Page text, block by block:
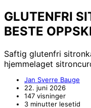
GLUTENFRI
BESTE
Saftig glutenfri
hjemmelaget
Jan Sverre Bauge
22. juni 2026
147 visninger
3 minutter lesetid